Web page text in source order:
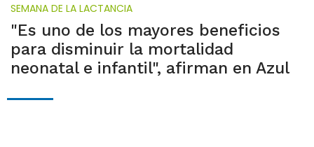
SEMANA DE LA LACTANCIA
"Es uno de los mayores beneficios
para disminuir la mortalidad
neonatal e infantil", afirman en Azul